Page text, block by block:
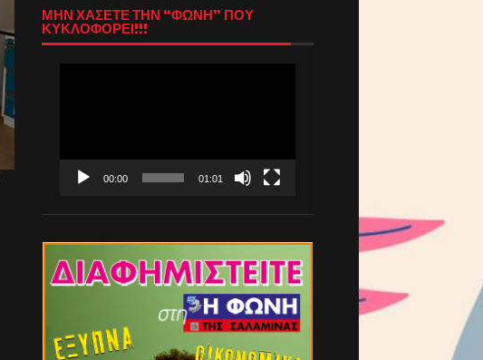
ΜΗΝ ΧΑΣΕΤΕ ΤΗΝ “ΦΩΝΗ” ΠΟΥ
ΚΥΚΛΟΦΟΡΕΙ!!!
00:00 01:01